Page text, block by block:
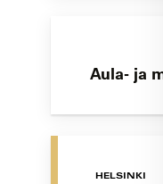
Aula- ja
HELSINKI